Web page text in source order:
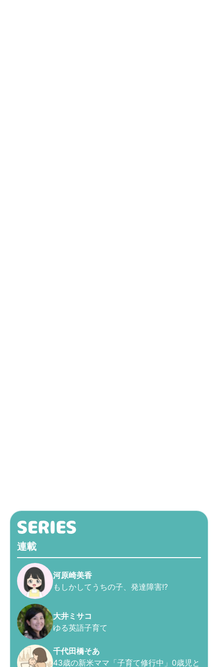
連載
河原崎美香
もしかしてうちの子、発達障害!?
大井ミサコ
ゆる英語子育て
千代田橋そあ
43歳の新米ママ「子育て修行中」0歳児と